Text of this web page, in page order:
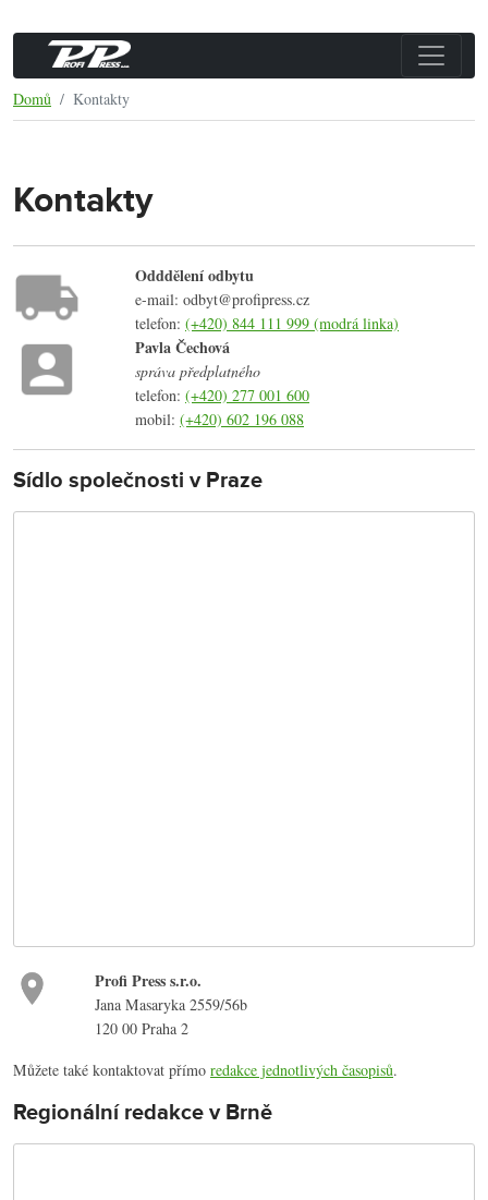
Domů Kontakty
Kontakty
Odddělení odbytu
e-mail: odbyt@profipress.cz
telefon: (+420) 844 111 999 (modrá linka)
Pavla Čechová
správa předplatného
telefon: (+420) 277 001 600
mobil: (+420) 602 196 088
Sídlo společnosti v Praze
Profi Press s.r.o.
Jana Masaryka 2559/56b
120 00 Praha 2
Můžete také kontaktovat přímo redakce jednotlivých časopisů.
Regionální redakce v Brně